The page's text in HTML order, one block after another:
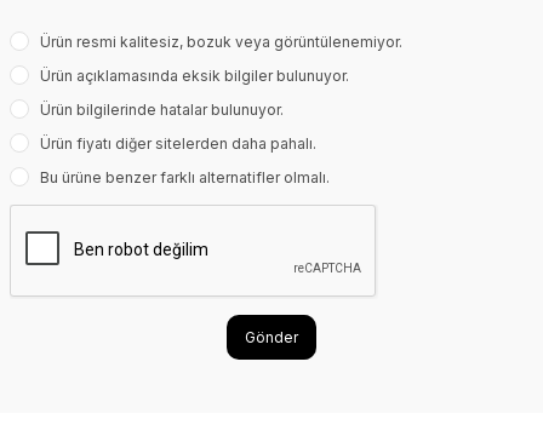
Ürün resmi kalitesiz, bozuk veya görüntülenemiyor.
Ürün açıklamasında eksik bilgiler bulunuyor.
Ürün bilgilerinde hatalar bulunuyor.
Ürün fiyatı diğer sitelerden daha pahalı.
Bu ürüne benzer farklı alternatifler olmalı.
Gönder